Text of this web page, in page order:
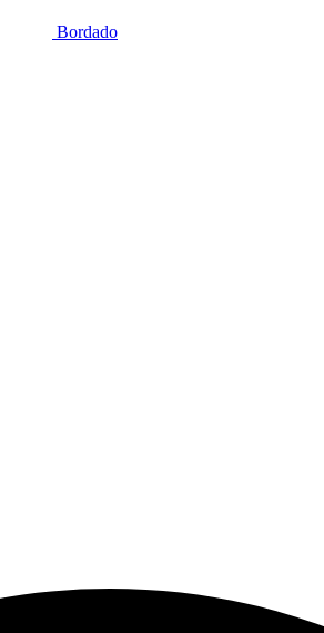
Bordado